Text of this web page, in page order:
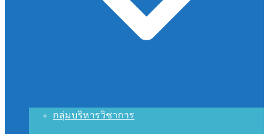
กลุ่มบริหารวิชาการ